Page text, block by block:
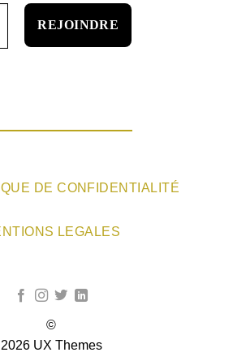
DE CONFIDENTIALITÉ
LEGALES
©
2026 UX Themes